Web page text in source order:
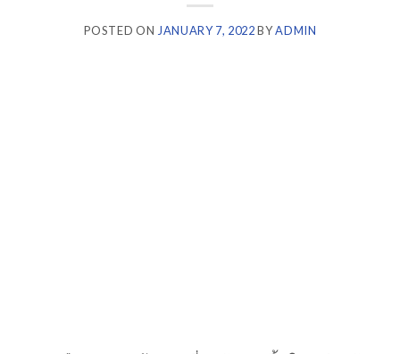
POSTED ON JANUARY 7, 2022BYADMIN